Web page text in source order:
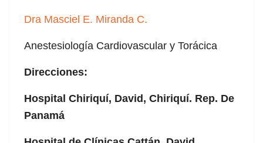
Dra Masciel E. Miranda C.
Anestesiología Cardiovascular y Torácica
Direcciones:
Hospital Chiriquí, David, Chiriquí. Rep. De
Panamá